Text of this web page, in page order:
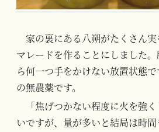
家の裏にある八朔がたくさん
マレードを作ることにしました
ら何一つ手をかけない放置状態
の無農薬です。
「焦げつかない程度に火を強
いですが、量が多いと結局は時